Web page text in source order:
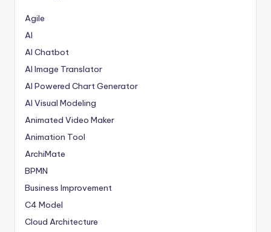
Agile
AI
AI Chatbot
AI Image Translator
AI Powered Chart Generator
AI Visual Modeling
Animated Video Maker
Animation Tool
ArchiMate
BPMN
Business Improvement
C4 Model
Cloud Architecture